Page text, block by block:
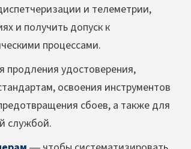
и телеметрии,
и получить допуск к
процессами.
удостоверения,
освоения инструментов
сбоев, а также для
службой.